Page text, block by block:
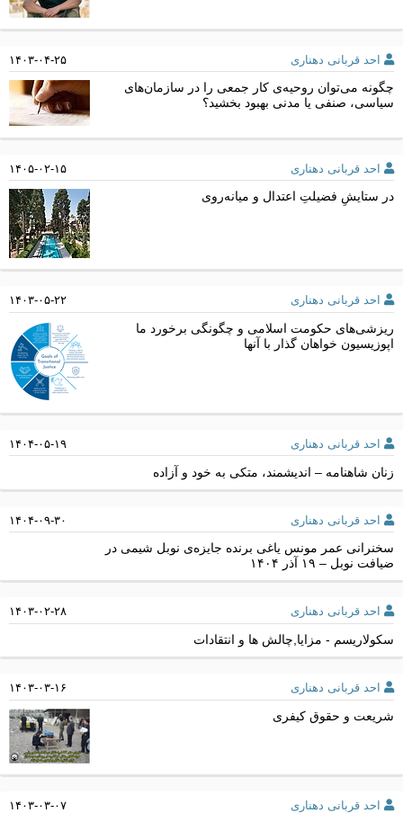
احد قربانی دهناری ۱۴۰۳-۰۴-۲۵
چگونه می‌توان روحیه‌ی کار جمعی را در سازمان‌های
سیاسی، صنفی یا مدنی بهبود بخشید؟
احد قربانی دهناری ۱۴۰۵-۰۲-۱۵
در ستایشِ فضیلتِ اعتدال و میانه‌روی
احد قربانی دهناری ۱۴۰۳-۰۵-۲۲
ریزشی‌های حکومت اسلامی و چگونگی برخورد ما
اپوزیسیون خواهان گذار با آنها
احد قربانی دهناری ۱۴۰۴-۰۵-۱۹
زنان شاهنامه – اندیشمند، متکی به خود و آزاده
احد قربانی دهناری ۱۴۰۴-۰۹-۳۰
سخنرانی عمر مونس یاغی برنده جایزه‌ی نوبل شیمی در
ضیافت نوبل – ۱۹ آذر ۱۴۰۴
احد قربانی دهناری ۱۴۰۳-۰۲-۲۸
سکولاریسم - مزایا,چالش ها و انتقادات
احد قربانی دهناری ۱۴۰۳-۰۳-۱۶
شریعت و حقوق کیفری
احد قربانی دهناری ۱۴۰۳-۰۳-۰۷